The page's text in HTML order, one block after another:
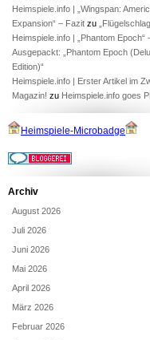
Heimspiele.info | „Wingspan:
Expansion“ – Fazit zu
Heimspiele.info | „Phantom Epoch“
Ausgepackt: „Phantom Epoch
Edition)“
Heimspiele.info | Erster Artikel im
Magazin! zu Heimspiele.info goes
Heimspiele-Microbadge
Archiv
August 2026
Juli 2026
Juni 2026
Mai 2026
April 2026
März 2026
Februar 2026